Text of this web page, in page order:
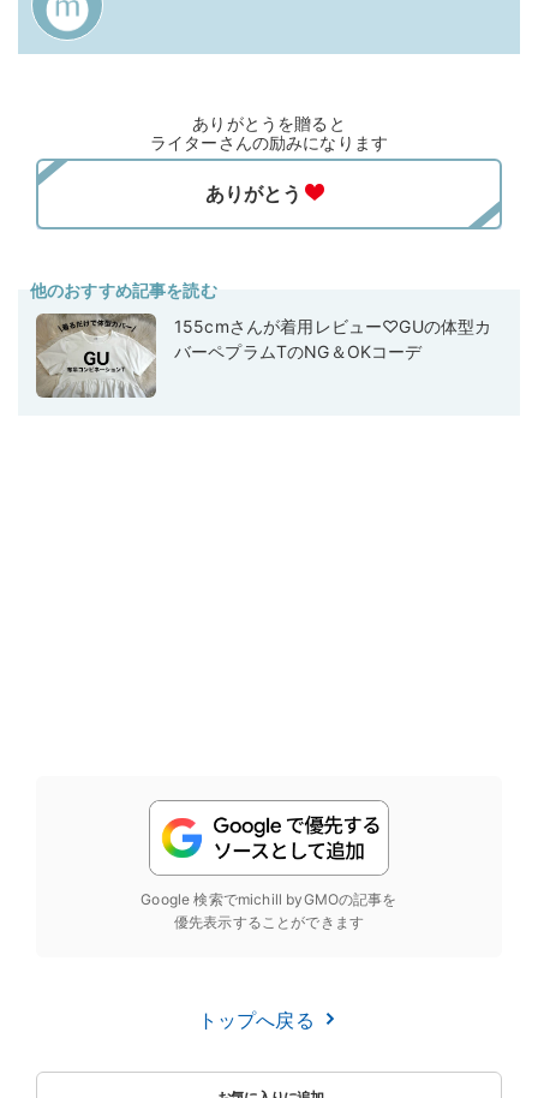
ありがとうを贈ると
ライターさんの励みになります
他のおすすめ記事を読む
155cmさんが着用レビュー♡GUの体型カ
バーペプラムTのNG＆OKコーデ
Google 検索でmichill byGMOの記事を
優先表示することができます
トップへ戻る